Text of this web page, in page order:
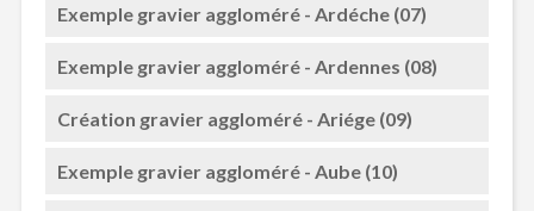
Exemple gravier aggloméré - Ardéche (07)
Exemple gravier aggloméré - Ardennes (08)
Création gravier aggloméré - Ariége (09)
Exemple gravier aggloméré - Aube (10)